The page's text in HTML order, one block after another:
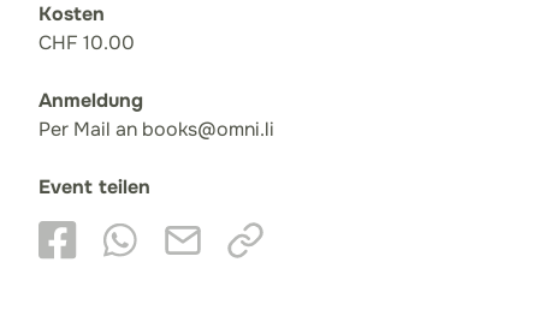
Kosten
CHF 10.00
Anmeldung
Per Mail an books@omni.li
Event teilen